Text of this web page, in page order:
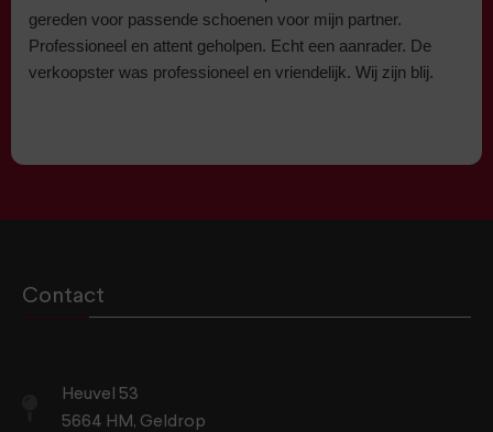
gereden voor passende schoenen voor mijn partner.
Professioneel en attent geholpen. Echt een aanrader. De
verkoopster was professioneel en vriendelijk. Wij zijn blij.
Contact
Heuvel 53
5664 HM, Geldrop